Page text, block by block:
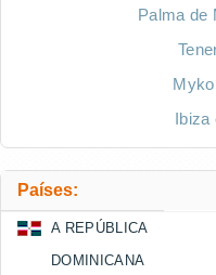
Palma de
Ibiza
Países:
A REPÚBLICA
DOMINICANA